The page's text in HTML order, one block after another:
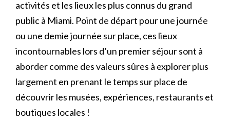
activités et les lieux les plus connus du grand
public à Miami. Point de départ pour une journée
ou une demie journée sur place, ces lieux
incontournables lors d’un premier séjour sont à
aborder comme des valeurs sûres à explorer plus
largement en prenant le temps sur place de
découvrir les musées, expériences, restaurants et
boutiques locales !